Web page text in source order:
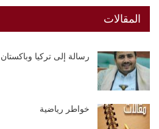
المقالات
رسالة إلى تركيا وباكستان
خواطر رياضية